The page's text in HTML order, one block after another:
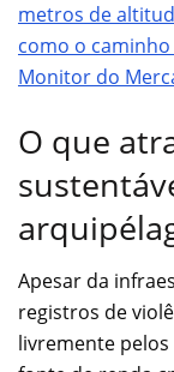
metros de
como o
Monitor do
O que
Apesar da
registros de
livremente